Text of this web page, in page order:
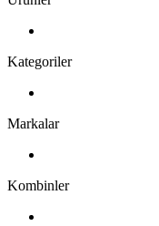
Kategoriler
Markalar
Kombinler